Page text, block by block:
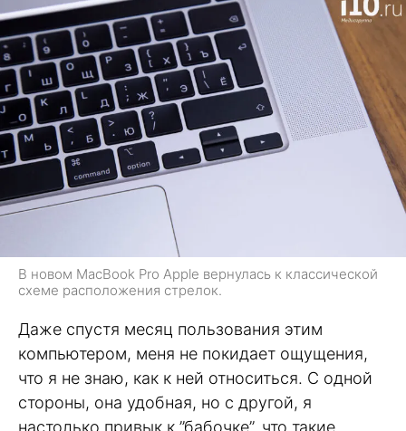
В новом MacBook Pro Apple вернулась к классической
схеме расположения стрелок.
Даже спустя месяц пользования этим
компьютером, меня не покидает ощущения,
что я не знаю, как к ней относиться. С одной
стороны, она удобная, но с другой, я
настолько привык к ”бабочке”, что такие